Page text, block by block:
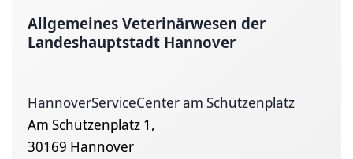
Allgemeines Veterinärwesen der
Landeshauptstadt Hannover
HannoverServiceCenter am Schützenplatz
Am Schützenplatz 1,
30169 Hannover